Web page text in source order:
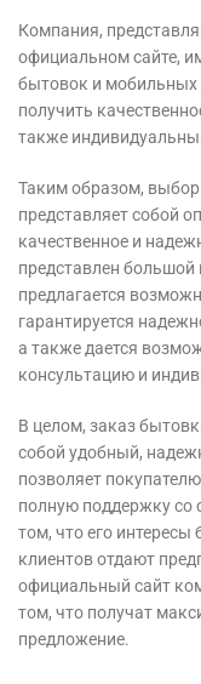
Компания,
официальном сайте,
бытовок и мобильных
получить
также
Таким образом,
представляет собой
качественное и
представлен
предлагается
гарантируется
а также дается
консультацию и
В целом, заказ
собой удобный,
позволяет
полную поддержку со
том, что его
клиентов отдают
официальный сайт
том, что получат
предложение.